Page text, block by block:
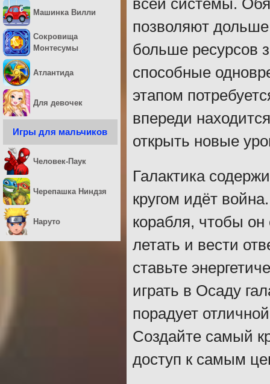
всей системы.
позволяют
больше ресурсов
способные
этапом
впереди
открыть новые
Галактика
кругом идёт
корабля, чтобы
летать и вести
ставьте
играть в Осаду
порадует
Создайте самый
доступ к самым
Машинка Вилли
Сокровища
Монтесумы
Атлантида
Для девочек
Игры для мальчиков
Человек-Паук
Черепашка Ниндзя
Наруто